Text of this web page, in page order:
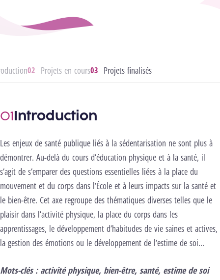
Projets en cours Projets finalisés
Introduction
Les enjeux de santé publique liés à la sédentarisation ne sont plus à
démontrer. Au-delà du cours d’éducation physique et à la santé, il
s’agit de s’emparer des questions essentielles liées à la place du
mouvement et du corps dans l’École et à leurs impacts sur la santé et
le bien-être. Cet axe regroupe des thématiques diverses telles que le
plaisir dans l’activité physique, la place du corps dans les
apprentissages, le développement d’habitudes de vie saines et actives,
la gestion des émotions ou le développement de l’estime de soi…
Mots-clés : activité physique, bien-être, santé, estime de soi